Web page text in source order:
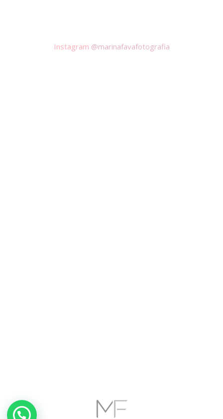
Instagram @marinafavafotografia